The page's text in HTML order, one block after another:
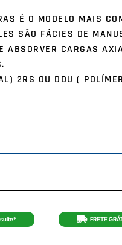
É O MODELO MAIS
SÃO FÁCIES DE
CARGAS
2RS OU DDU (
FRETE